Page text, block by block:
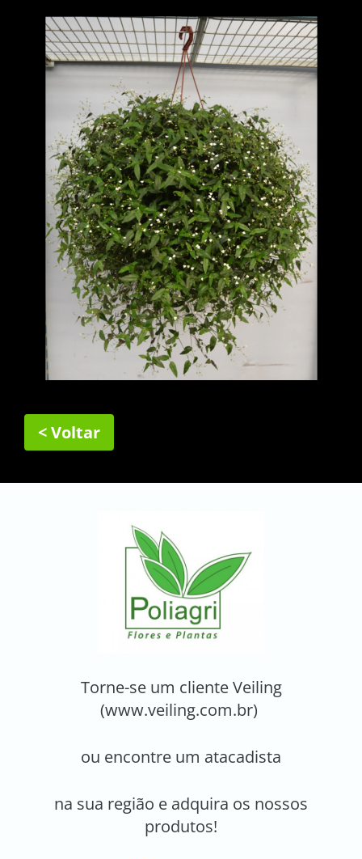
< Voltar
Torne-se um cliente Veiling
(www.veiling.com.br)
ou encontre um atacadista
na sua região e adquira os nossos
produtos!